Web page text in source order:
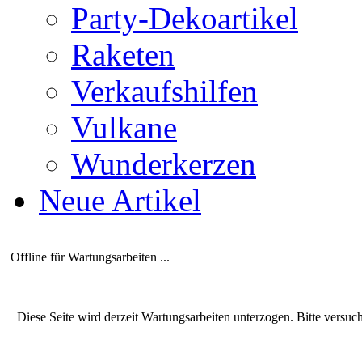
Party-Dekoartikel
Raketen
Verkaufshilfen
Vulkane
Wunderkerzen
Neue Artikel
Offline für Wartungsarbeiten ...
Diese Seite wird derzeit Wartungsarbeiten unterzogen. Bitte